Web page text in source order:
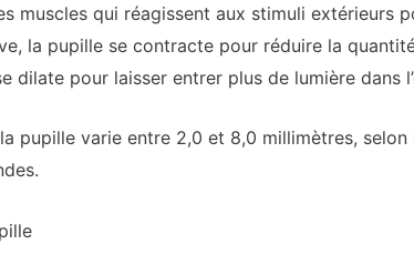
muscles qui réagissent aux stimuli
la pupille se contracte pour réduire la
dilate pour laisser entrer plus de lumière dans
pupille varie entre 2,0 et 8,0 millimètres,